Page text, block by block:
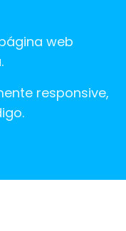
web
responsive,